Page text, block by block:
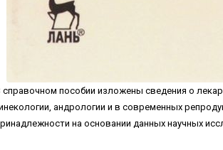
справочном пособии изложены сведения о
андрологии и в современных
на основании данных научных